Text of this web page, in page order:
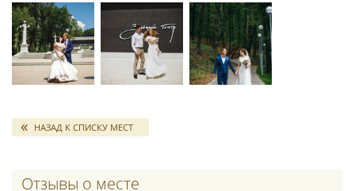
НАЗАД К СПИСКУ МЕСТ
Отзывы о месте